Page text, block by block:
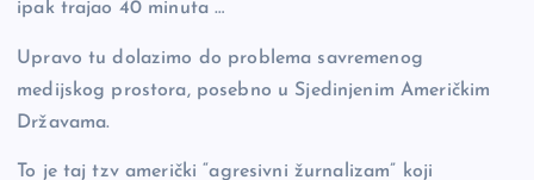
ipak trajao 40 minuta …
Upravo tu dolazimo do problema savremenog
medijskog prostora, posebno u Sjedinjenim Američkim
Državama.
To je taj tzv američki “agresivni žurnalizam” koji